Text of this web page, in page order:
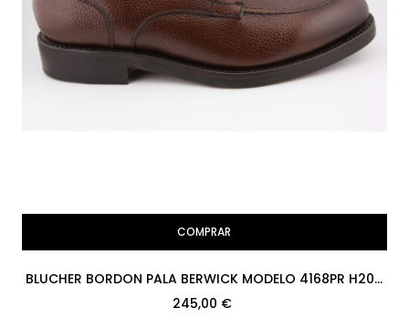
COMPRAR
BLUCHER BORDON PALA BERWICK MODELO 4168PR H207
COUNTRY CALF NIGER...
245,00 €